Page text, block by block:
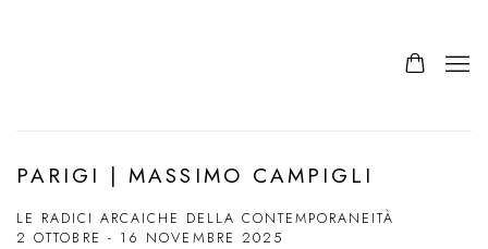
PARIGI | MASSIMO CAMPIGLI
LE RADICI ARCAICHE DELLA CONTEMPORANEITÀ
2 OTTOBRE - 16 NOVEMBRE 2025